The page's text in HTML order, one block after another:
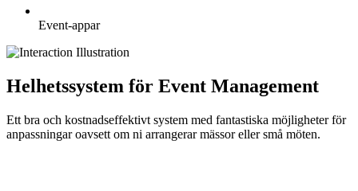
Event-appar
Helhetssystem för Event Management
Ett bra och kostnadseffektivt system med fantastiska möjligheter för
anpassningar oavsett om ni arrangerar mässor eller små möten.